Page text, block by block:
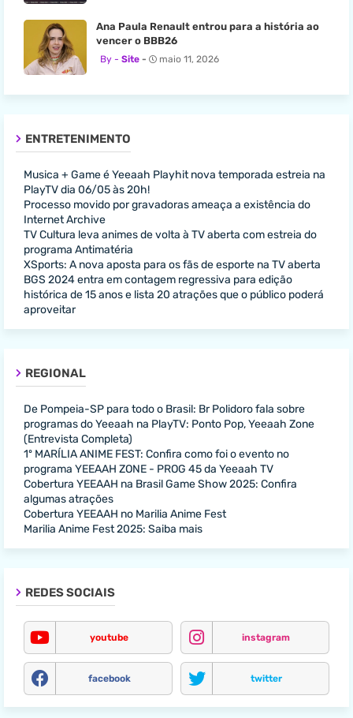
Ana Paula Renault entrou para a história ao
vencer o BBB26
Site maio 11, 2026
ENTRETENIMENTO
Musica + Game é Yeeaah Playhit nova temporada estreia na
PlayTV dia 06/05 às 20h!
Processo movido por gravadoras ameaça a existência do
Internet Archive
TV Cultura leva animes de volta à TV aberta com estreia do
programa Antimatéria
XSports: A nova aposta para os fãs de esporte na TV aberta
BGS 2024 entra em contagem regressiva para edição
histórica de 15 anos e lista 20 atrações que o público poderá
aproveitar
REGIONAL
De Pompeia-SP para todo o Brasil: Br Polidoro fala sobre
programas do Yeeaah na PlayTV: Ponto Pop, Yeeaah Zone
(Entrevista Completa)
1º MARÍLIA ANIME FEST: Confira como foi o evento no
programa YEEAAH ZONE - PROG 45 da Yeeaah TV
Cobertura YEEAAH na Brasil Game Show 2025: Confira
algumas atrações
Cobertura YEEAAH no Marilia Anime Fest
Marilia Anime Fest 2025: Saiba mais
REDES SOCIAIS
youtube instagram
facebook twitter